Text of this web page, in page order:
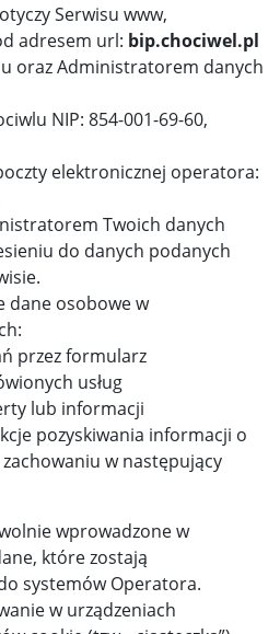
Serwisu www,
adresem url: bip.chociwel.pl
oraz Administratorem danych
NIP: 854-001-69-60,
elektronicznej operatora:
Twoich danych
do danych podanych
dane osobowe w
przez formularz
usług
lub informacji
pozyskiwania informacji o
w następujący
wprowadzone w
które zostają
systemów Operatora.
w urządzeniach